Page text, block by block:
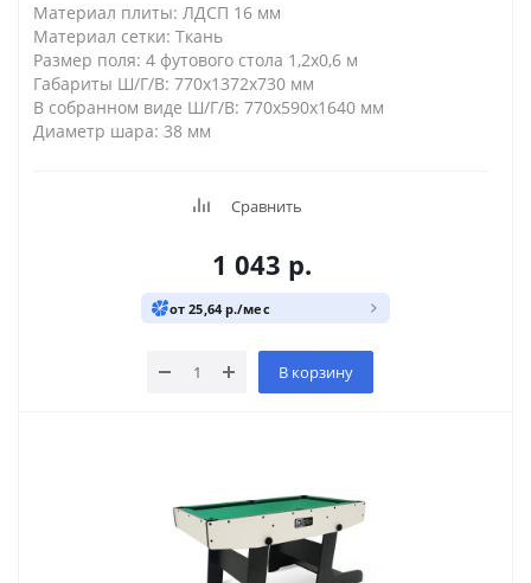
Материал плиты: ЛДСП 16 мм
Материал сетки: Ткань
Размер поля: 4 футового стола 1,2х0,6 м
Габариты Ш/Г/В: 770х1372х730 мм
В собранном виде Ш/Г/В: 770х590х1640 мм
Диаметр шара: 38 мм
Сравнить
1 043 р.
от 25,64 р./мес
В корзину